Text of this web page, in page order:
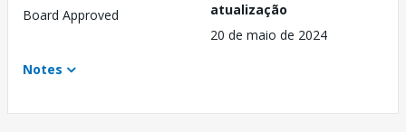
Board Approved
atualização
20 de maio de 2024
Notes